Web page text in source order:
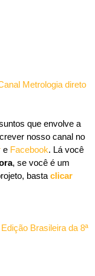
Metrologia direto
que envolve a
nosso canal no
e Facebook. Lá você
, se você é um
basta clicar
Brasileira da 8ª